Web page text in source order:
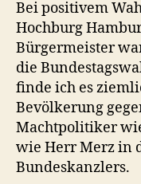
Bei positivem
Hochburg
Bürgermeister
die
finde ich es
Bevölkerung
Machtpolitiker
wie Herr Merz in
Bundeskanzlers.